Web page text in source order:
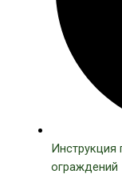
Инструкция
ограждений